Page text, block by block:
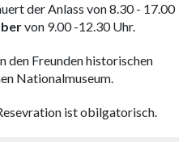
der Anlass von 8.30 - 17.00
von 9.00 -12.30 Uhr.
den Freunden historischen
Nationalmuseum.
ist obilgatorisch.